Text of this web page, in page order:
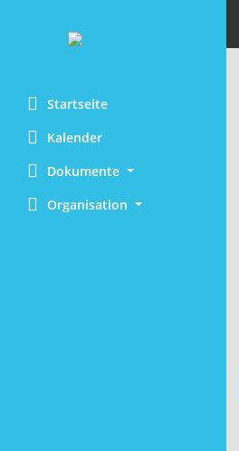
Startseite
Kalender
Dokumente
Organisation